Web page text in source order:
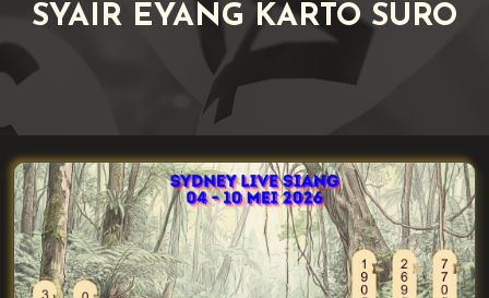
SYAIR EYANG KARTO SURO